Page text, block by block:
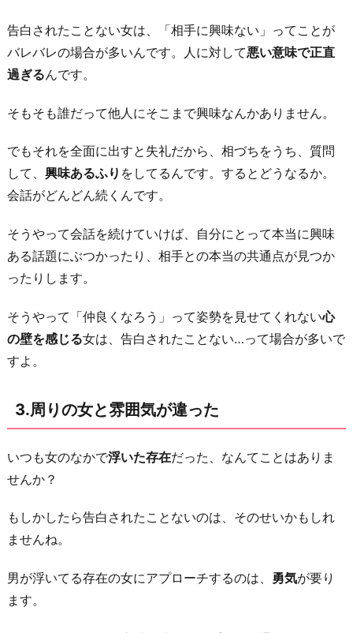
ィ
ブ
す
た
5.
自
分
意
見
が
っ
き
り
過
て
い
6.
「完
璧
な
告白されたことない女は、「相手に興味ない」ってことが
バレバレの場合が多いんです。人に対して悪い意味で正直
過ぎるんです。
そもそも誰だって他人にそこまで興味なんかありません。
でもそれを全面に出すと失礼だから、相づちをうち、質問
して、 興味あるふり をしてるんです。するとどうなるか。
会話がどんどん続くんです。
そうやって会話を続けていけば、自分にとって本当に興味
ある話題にぶつかったり、相手との本当の共通点が見つか
ったりします。
そうやって「仲良くなろう」って姿勢を見せてくれない心
の壁を感じる女は、告白されたことない…って場合が多いで
すよ。
3.周りの女と雰囲気が違った
いつも女のなかで浮いた存在だった、なんてことはありま
せんか？
もしかしたら告白されたことないのは、そのせいかもしれ
ませんね。
男が浮いてる存在の女にアプローチするのは、 勇気が要り
ます。